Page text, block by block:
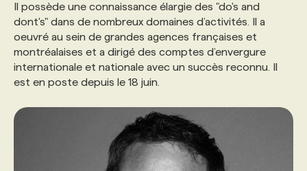
FAQ
ANNONCEZ AVEC NOUS
Il possède une connaissance élargie des "do's and
dont's" dans de nombreux domaines d’activités. Il a
oeuvré au sein de grandes agences françaises et
montréalaises et a dirigé des comptes d’envergure
internationale et nationale avec un succès reconnu. Il
est en poste depuis le 18 juin.